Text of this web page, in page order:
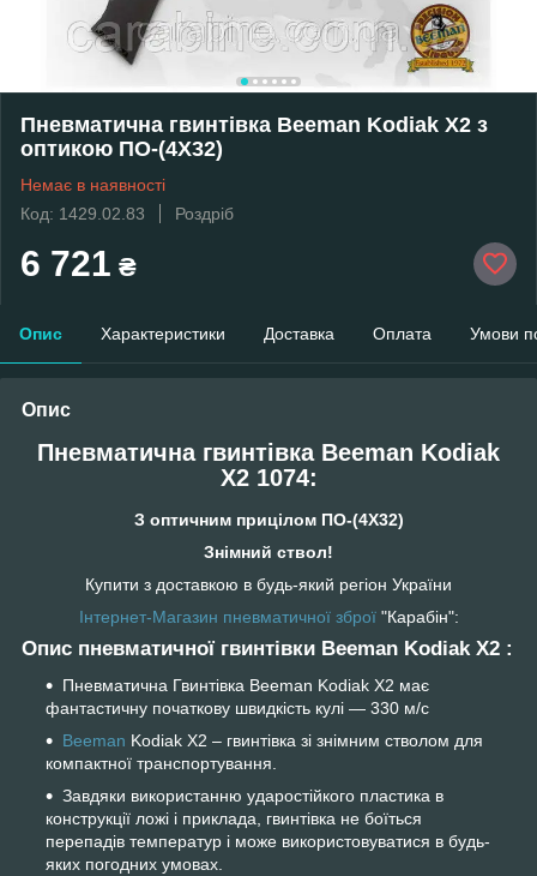
Пневматична гвинтівка Beeman Kodiak X2 з
оптикою ПО-(4Х32)
Немає в наявності
Код: 1429.02.83
Роздріб
6 721 ₴
Опис Характеристики Доставка Оплата Умови
Опис
Пневматична гвинтівка Beeman Kodiak
X2 1074:
З оптичним прицілом ПО-(4X32)
Знімний ствол!
Купити з доставкою в будь-який регіон України
Інтернет-Магазин пневматичної зброї"Карабін":
Опис пневматичної гвинтівки Beeman Kodiak X2 :
Пневматична Гвинтівка Beeman Kodiak X2 має
фантастичну початкову швидкість кулі ― 330 м/с
Beeman Kodiak X2 – гвинтівка зі знімним стволом для
компактної транспортування.
Завдяки використанню ударостійкого пластика в
конструкції ложі і приклада, гвинтівка не боїться
перепадів температур і може використовуватися в будь-
яких погодних умовах.